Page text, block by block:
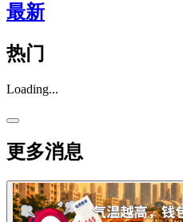
最新
热门
Loading...
更多消息